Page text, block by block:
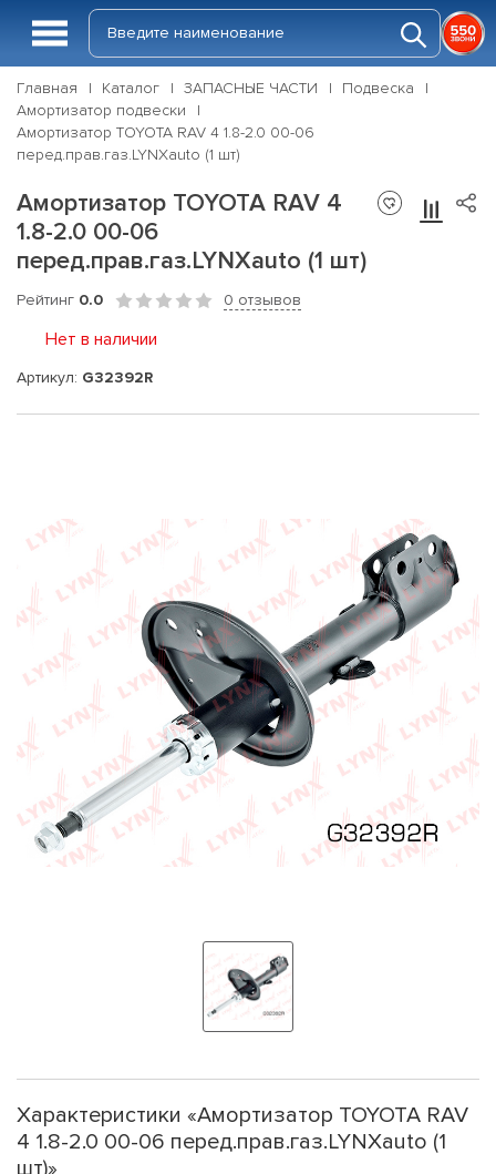
Главная Каталог ЗАПАСНЫЕ ЧАСТИ
Подвеска
Амортизатор подвески
Амортизатор TOYOTA RAV 4 1.8-2.0 00-06
перед.прав.газ.LYNXauto (1 шт)
Амортизатор TOYOTA RAV 4
1.8-2.0 00-06
перед.прав.газ.LYNXauto (1 шт)
Рейтинг 0.0 0 отзывов
Нет в наличии
Артикул: G32392R
Характеристики «Амортизатор TOYOTA RAV
4 1.8-2.0 00-06 перед.прав.газ.LYNXauto (1
шт)»